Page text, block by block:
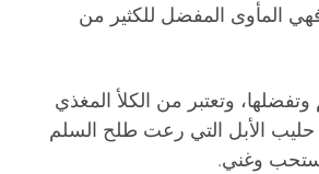
المأوى المفضل للكثير من
وتعتبر من الكلأ المغذي
حليب الأبل التي رعت طلح السلم
وغني.